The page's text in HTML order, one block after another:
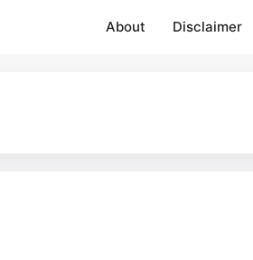
About Disclaimer